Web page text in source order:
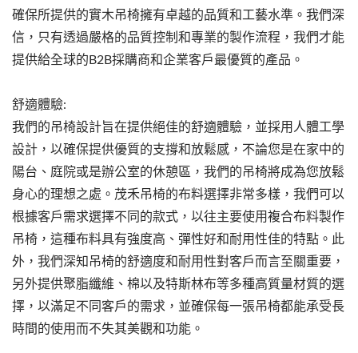
確保所提供的實木吊椅擁有卓越的品質和工藝水準。我們深
信，只有透過嚴格的品質控制和專業的製作流程，我們才能
提供給全球的B2B採購商和企業客戶最優質的產品。
舒適體驗:
我們的吊椅設計旨在提供絕佳的舒適體驗，並採用人體工學
設計，以確保提供優質的支撐和放鬆感，不論您是在家中的
陽台、庭院或是辦公室的休憩區，我們的吊椅將成為您放鬆
身心的理想之處。茂禾吊椅的布料選擇非常多樣，我們可以
根據客戶需求選擇不同的款式，以往主要使用複合布料製作
吊椅，這種布料具有強度高、彈性好和耐用性佳的特點。此
外，我們深知吊椅的舒適度和耐用性對客戶而言至關重要，
另外提供聚脂纖維、棉以及特斯林布等多種高質量材質的選
擇，以滿足不同客戶的需求，並確保每一張吊椅都能承受長
時間的使用而不失其美觀和功能。